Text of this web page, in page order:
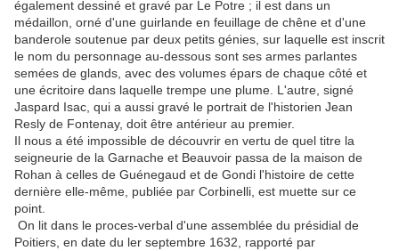
également dessiné et gravé par Le Potre ; il est dans un
médaillon, orné d'une guirlande en feuillage de chêne et d'une
banderole soutenue par deux petits génies, sur laquelle est inscrit
le nom du personnage au-dessous sont ses armes parlantes
semées de glands, avec des volumes épars de chaque côté et
une écritoire dans laquelle trempe une plume. L'autre, signé
Jaspard Isac, qui a aussi gravé le portrait de l'historien Jean
Resly de Fontenay, doit être antérieur au premier.
Il nous a été impossible de découvrir en vertu de quel titre la
seigneurie de la Garnache et Beauvoir passa de la maison de
Rohan à celles de Guénegaud et de Gondi l'histoire de cette
dernière elle-même, publiée par Corbinelli, est muette sur ce
point.
On lit dans le proces-verbal d'une assemblée du présidial de
Poitiers, en date du ler septembre 1632, rapporté par